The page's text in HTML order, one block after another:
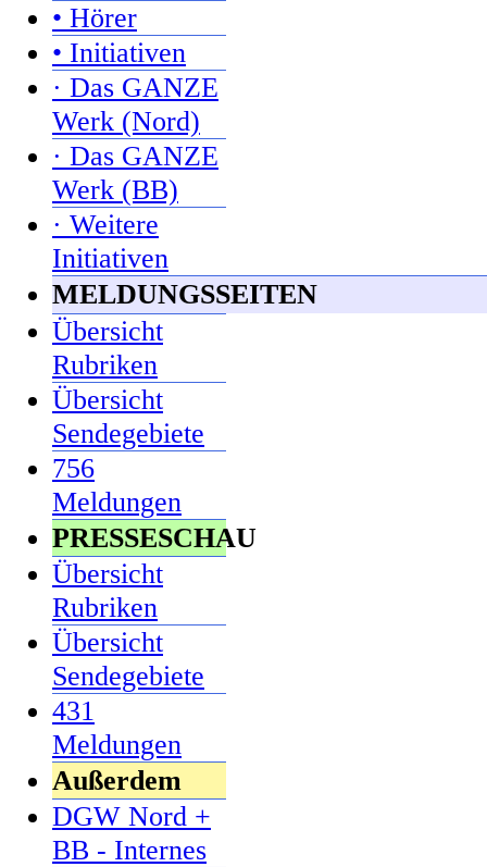
• Hörer
• Initiativen
· Das GANZE
Werk (Nord)
· Das GANZE
Werk (BB)
· Weitere
Initiativen
MELDUNGSSEITEN
Übersicht
Rubriken
Übersicht
Sendegebiete
756
Meldungen
PRESSESCHAU
Übersicht
Rubriken
Übersicht
Sendegebiete
431
Meldungen
Außerdem
DGW Nord +
BB - Internes